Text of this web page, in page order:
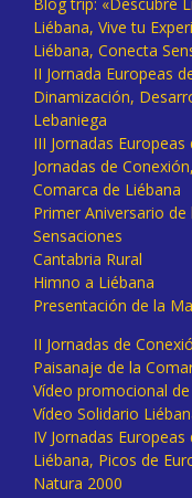
Liébana, Vive tu
Liébana, Conecta
II Jornada Europeas
Dinamización,
Lebaniega
III Jornadas
Jornadas de
Comarca de Liébana
Primer Aniversario
Sensaciones
Cantabria Rural
Himno a Liébana
Presentación de la
II Jornadas de
Paisanaje de la
Vídeo promocional
Vídeo Solidario
IV Jornadas
Liébana, Picos de
Natura 2000